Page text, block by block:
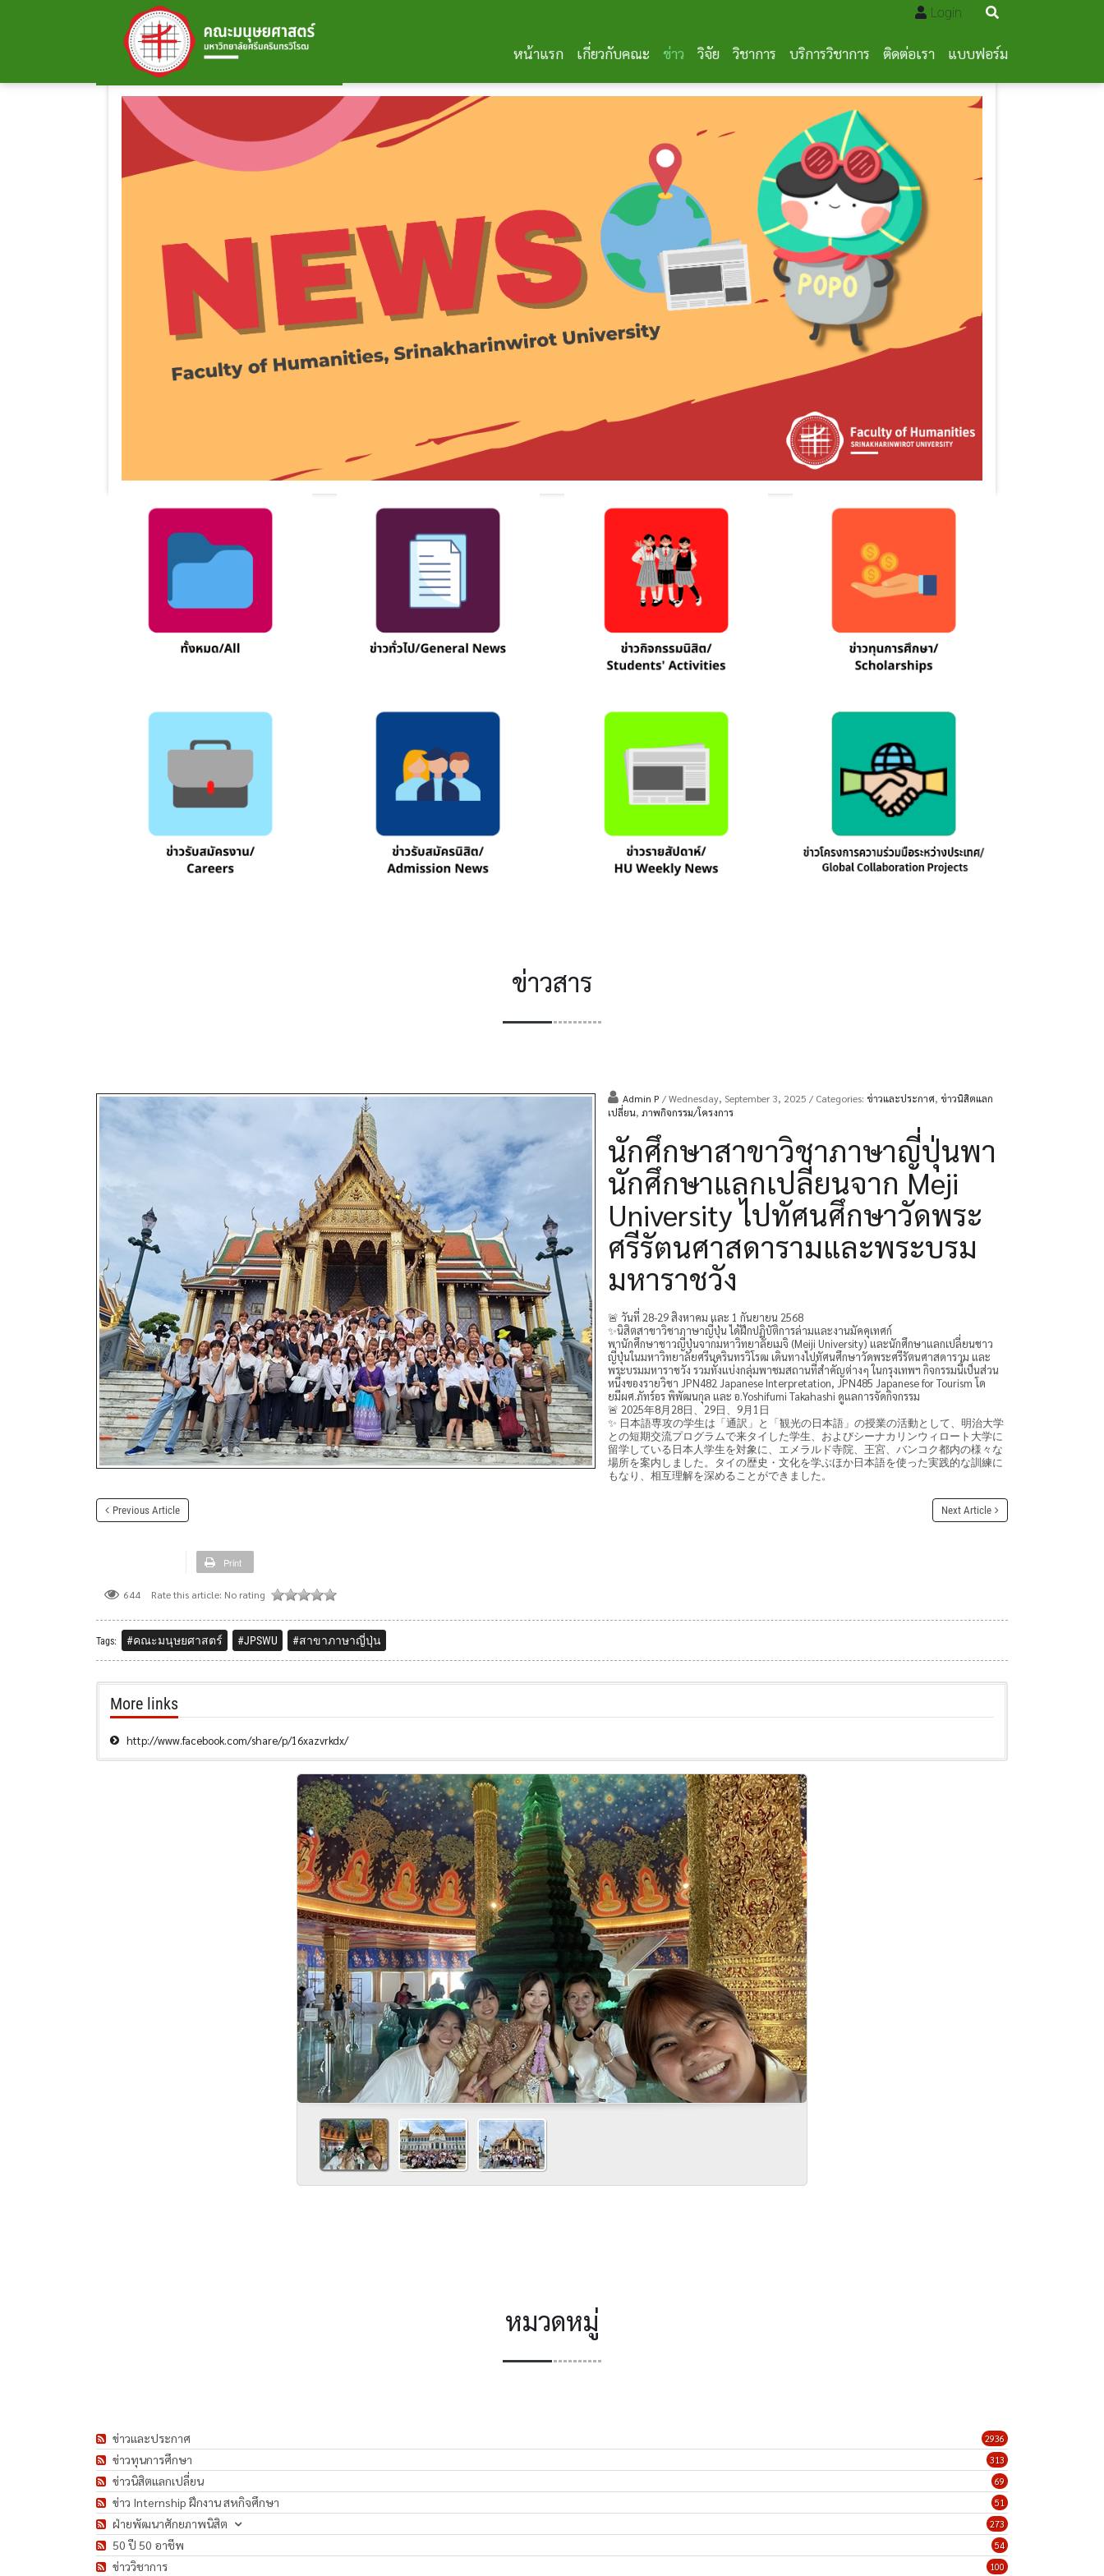
Login
หน้าแรก เกี่ยวกับคณะ ข่าว วิจัย วิชาการ บริการวิชาการ ติดต่อเรา แบบฟอร์ม
ข่าวสาร
Admin P / Wednesday, September 3, 2025 / Categories: ข่าวและประกาศ, ข่าวนิสิตแลก
เปลี่ยน, ภาพกิจกรรม/โครงการ
นักศึกษาสาขาวิชาภาษาญี่ปุ่นพา
นักศึกษาแลกเปลี่ยนจาก Meji
University ไปทัศนศึกษาวัดพระ
ศรีรัตนศาสดารามและพระบรม
มหาราชวัง
🚨 วันที่ 28-29 สิงหาคม และ 1 กันยายน 2568
✨นิสิตสาขาวิชาภาษาญี่ปุ่น ได้ฝึกปฏิบัติการล่ามและงานมัคคุเทศก์
พานักศึกษาชาวญี่ปุ่นจากมหาวิทยาลัยเมจิ (Meiji University) และนักศึกษาแลกเปลี่ยนชาว
ญี่ปุ่นในมหาวิทยาลัยศรีนครินทรวิโรฒ เดินทางไปทัศนศึกษาวัดพระศรีรัตนศาสดาราม และ
พระบรมมหาราชวัง รวมทั้งแบ่งกลุ่มพาชมสถานที่สำคัญต่างๆ ในกรุงเทพฯ กิจกรรมนี้เป็นส่วน
หนึ่งของรายวิชา JPN482 Japanese Interpretation, JPN485 Japanese for Tourism โด
ยมีผศ.ภัทร์อร พิพัฒนกุล และ อ.Yoshifumi Takahashi ดูแลการจัดกิจกรรม
🚨 2025年8月28日、29日、9月1日
✨ 日本語専攻の学生は「通訳」と「観光の日本語」の授業の活動として、明治大学
との短期交流プログラムで来タイした学生、およびシーナカリンウィロート大学に
留学している日本人学生を対象に、エメラルド寺院、王宮、バンコク都内の様々な
場所を案内しました。タイの歴史・文化を学ぶほか日本語を使った実践的な訓練に
もなり、相互理解を深めることができました。
Previous Article Next Article
Print
644 Rate this article: No rating
Tags: #คณะมนุษยศาสตร์ #JPSWU #สาขาภาษาญี่ปุ่น
More links
http://www.facebook.com/share/p/16xazvrkdx/
หมวดหมู่
2936
ข่าวและประกาศ
313
ข่าวทุนการศึกษา
69
ข่าวนิสิตแลกเปลี่ยน
51
ข่าว Internship ฝึกงาน สหกิจศึกษา
273
ฝ่ายพัฒนาศักยภาพนิสิต
54
50 ปี 50 อาชีพ
100
ข่าววิชาการ